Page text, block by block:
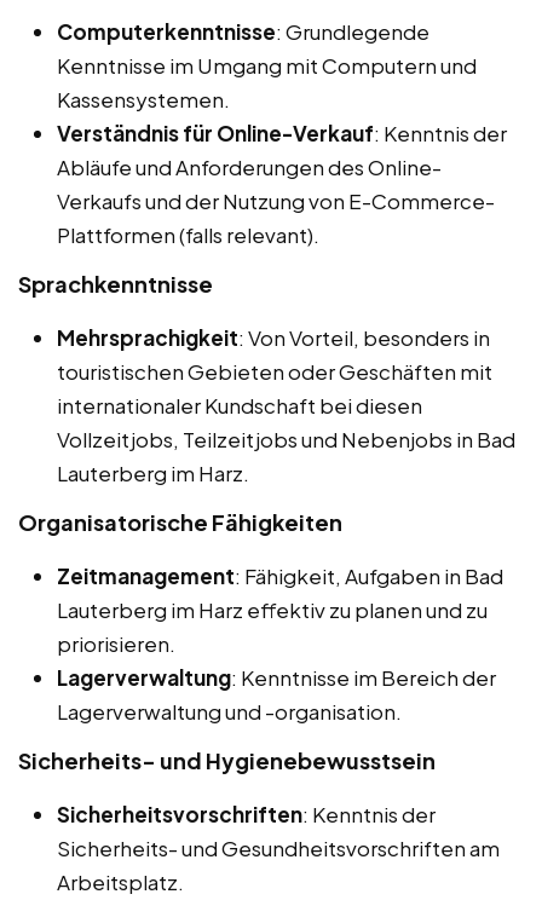
Computerkenntnisse: Grundlegende
Kenntnisse im Umgang mit Computern und
Kassensystemen.
Verständnis für Online-Verkauf: Kenntnis der
Abläufe und Anforderungen des Online-
Verkaufs und der Nutzung von E-Commerce-
Plattformen (falls relevant).
Sprachkenntnisse
Mehrsprachigkeit: Von Vorteil, besonders in
touristischen Gebieten oder Geschäften mit
internationaler Kundschaft bei diesen
Vollzeitjobs, Teilzeitjobs und Nebenjobs in Bad
Lauterberg im Harz.
Organisatorische Fähigkeiten
Zeitmanagement: Fähigkeit, Aufgaben in Bad
Lauterberg im Harz effektiv zu planen und zu
priorisieren.
Lagerverwaltung: Kenntnisse im Bereich der
Lagerverwaltung und -organisation.
Sicherheits- und Hygienebewusstsein
Sicherheitsvorschriften: Kenntnis der
Sicherheits- und Gesundheitsvorschriften am
Arbeitsplatz.